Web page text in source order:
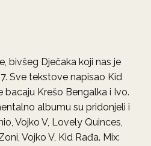
bivšeg Dječaka koji nas je
Sve tekstove napisao Kid
bacaju Krešo Bengalka i Ivo.
albumu su pridonjeli i
Vojko V, Lovely Quinces,
Vojko V, Kid Rađa. Mix: